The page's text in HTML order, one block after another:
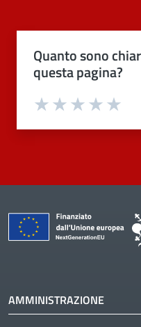
Quanto sono
questa pagina?
Valuta
Valuta 3
Valuta 2 stelle
Valuta 1 stelle su 5
AMMINISTRAZIONE